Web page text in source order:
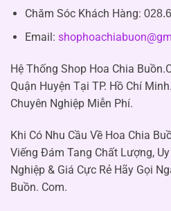
Chăm Sóc Khách Hàng:
Email:
Hệ Thống Shop Hoa Chia
Quận Huyện Tại TP. Hồ Chí
Chuyên Nghiệp Miễn Phí.
Khi Có Nhu Cầu Về Hoa Chia
Viếng Đám Tang Chất Lượng,
Nghiệp & Giá Cực Rẻ Hãy Gọi
Buồn. Com.